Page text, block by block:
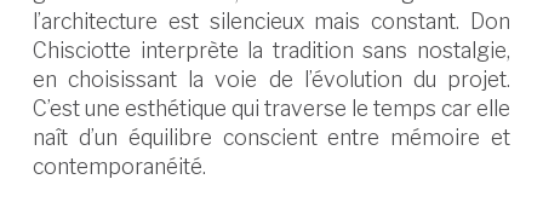
l’architecture est silencieux mais constant. Don
Chisciotte interprète la tradition sans nostalgie,
en choisissant la voie de l’évolution du projet.
C’est une esthétique qui traverse le temps car elle
naît d’un équilibre conscient entre mémoire et
contemporanéité.